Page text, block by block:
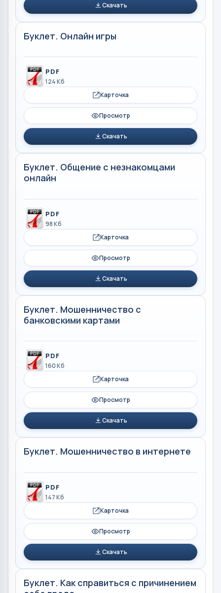
Скачать
Буклет. Онлайн игры
PDF
124 Кб
Карточка
Просмотр
Скачать
Буклет. Общение с незнакомцами
онлайн
PDF
98 Кб
Карточка
Просмотр
Скачать
Буклет. Мошенничество с
банковскими картами
PDF
160 Кб
Карточка
Просмотр
Скачать
Буклет. Мошенничество в интернете
PDF
147 Кб
Карточка
Просмотр
Скачать
Буклет. Как справиться с причинением